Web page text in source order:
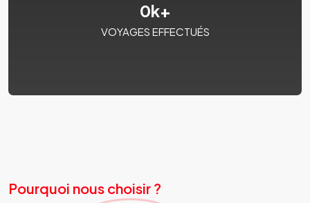
0k+
VOYAGES EFFECTUÉS
Pourquoi nous choisir ?